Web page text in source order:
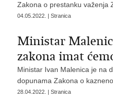
Zakona o prestanku važenja
04.05.2022. | Stranica
Ministar
zakona imat
Ministar Ivan Malenica je na
dopunama Zakona o
28.04.2022. | Stranica